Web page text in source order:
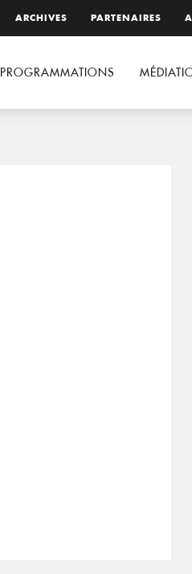
ARCHIVES PARTENAIRES
PROGRAMMATIONS